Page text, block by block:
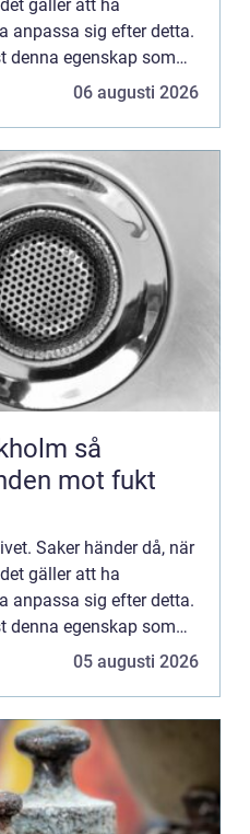
gäller att ha
anpassa sig efter detta.
denna egenskap som
framgångsrika
06 augusti 2026
så
mot fukt
Saker händer då, när
gäller att ha
anpassa sig efter detta.
denna egenskap som
framgångsrika
05 augusti 2026